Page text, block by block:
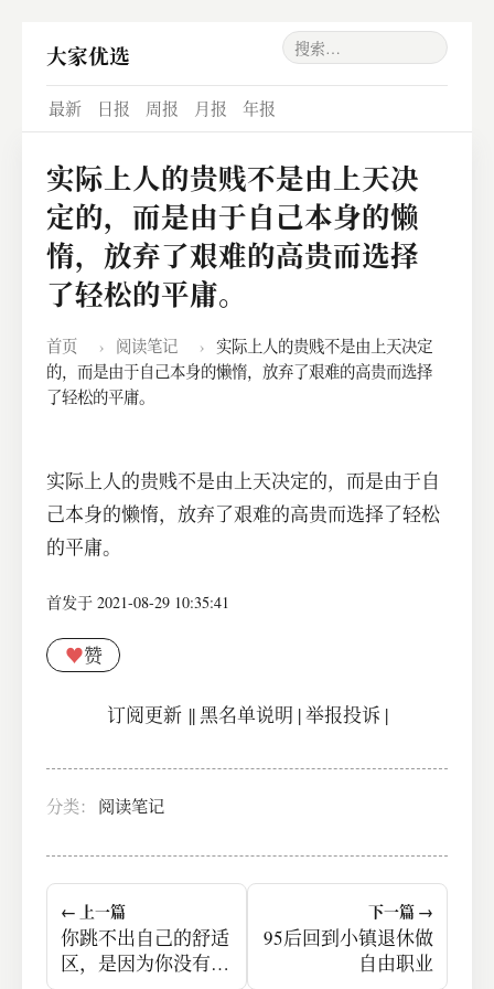
大家优选
最新 日报 周报 月报 年报
实际上人的贵贱不是由上天决
定的，而是由于自己本身的懒
惰，放弃了艰难的高贵而选择
了轻松的平庸。
首页 › 阅读笔记 ›
实际上人的贵贱不是由上天决定
的，而是由于自己本身的懒惰，放弃了艰难的高贵而选择
了轻松的平庸。
实际上人的贵贱不是由上天决定的，而是由于自
己本身的懒惰，放弃了艰难的高贵而选择了轻松
的平庸。
首发于 2021-08-29 10:35:41
♥赞
订阅更新||黑名单说明 |举报投诉 |
分类： 阅读笔记
← 上一篇
你跳不出自己的舒适
区，是因为你没有自
下一篇 →
95后回到小镇退休做
自由职业